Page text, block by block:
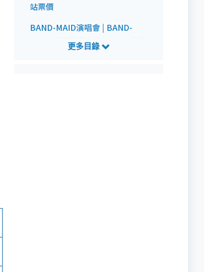
站票價
BAND-MAID演唱會 | BAND-
MAID 世界巡迴演唱會 2026 香港
站預訂詳情